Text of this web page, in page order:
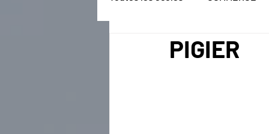
RESTAURATION IMMOBILIER
PIGIER